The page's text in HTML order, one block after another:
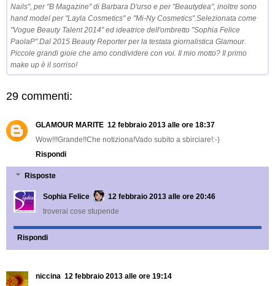
Nails", per "B Magazine" di Barbara D'urso e per "Beautydea", inoltre sono
hand model per "Layla Cosmetics" e "Mi-Ny Cosmetics".Selezionata come
"Vogue Beauty Talent 2014" ed ideatrice dell'ombretto "Sophia Felice
PaolaP".Dal 2015 Beauty Reporter per la testata giornalistica Glamour.
Piccole grandi gioie che amo condividere con voi. Il mio motto? Il primo
make up è il sorriso!
29 commenti:
GLAMOUR MARITE 12 febbraio 2013 alle ore 18:37
Wow!!!Grande!!Che notiziona!Vado subito a sbirciare!:-)
Rispondi
Risposte
Sophia Felice
12 febbraio 2013 alle ore 20:46
troverai cose stupende
Rispondi
niccina 12 febbraio 2013 alle ore 19:14